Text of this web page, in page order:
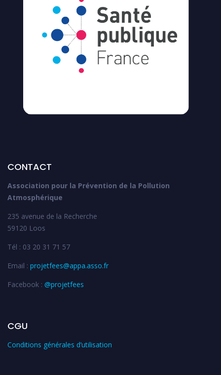
CONTACT
Association pour la Prévention de la Pollution
Atmosphérique
235 avenue de la Recherche
59120 Loos
Tél : 03 20 31 71 57
Email : projetfees@appa.asso.fr
Facebook : @projetfees
CGU
Conditions générales d’utilisation